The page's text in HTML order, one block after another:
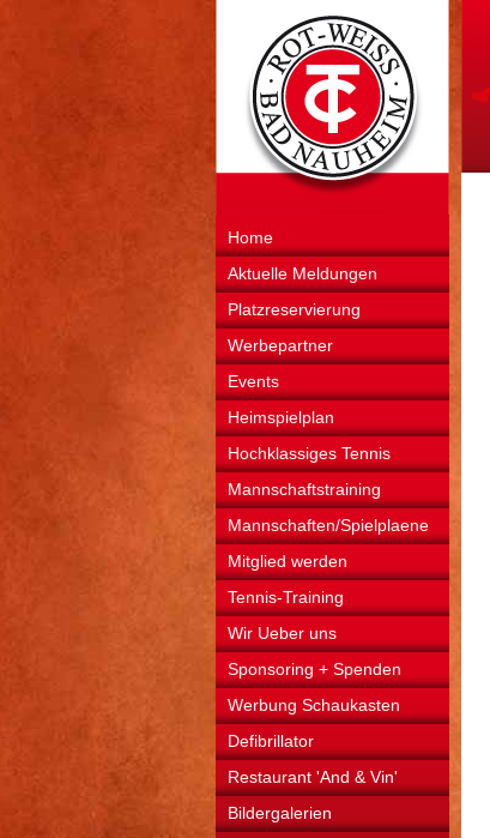
Home
Aktuelle Meldungen
Platzreservierung
Werbepartner
Events
Heimspielplan
Hochklassiges Tennis
Mannschaftstraining
Mannschaften/Spielplaene
Mitglied werden
Tennis-Training
Wir Ueber uns
Sponsoring + Spenden
Werbung Schaukasten
Defibrillator
Restaurant 'And & Vin'
Bildergalerien